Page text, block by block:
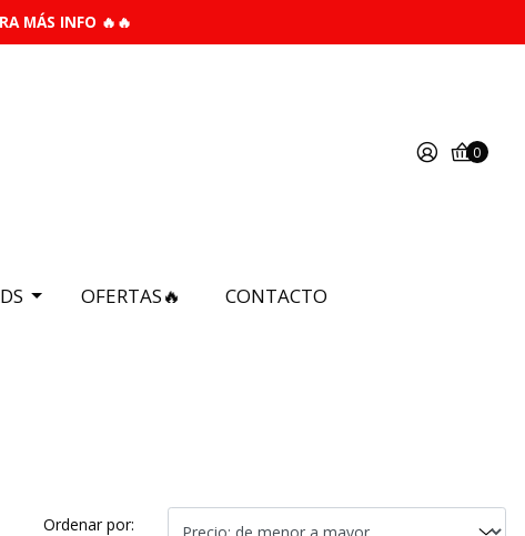
MÁS INFO 🔥🔥
0
OFERTAS🔥 CONTACTO
Ordenar por: